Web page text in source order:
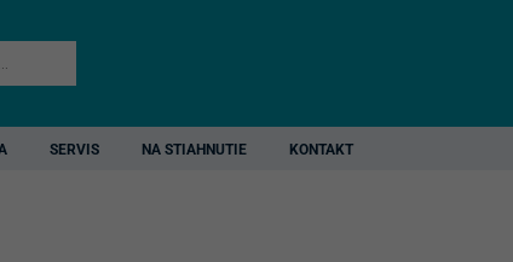
SERVIS NA STIAHNUTIE KONTAKT